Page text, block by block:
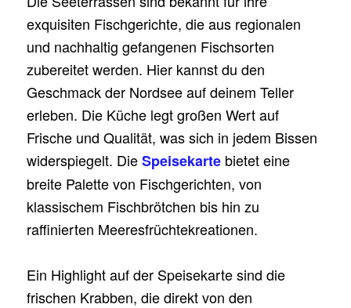
exquisiten Fischgerichte, die aus regionalen
und nachhaltig gefangenen Fischsorten
zubereitet werden. Hier kannst du den
Geschmack der Nordsee auf deinem Teller
erleben. Die Küche legt großen Wert auf
Frische und Qualität, was sich in jedem Bissen
widerspiegelt. DieSpeisekarte bietet eine
breite Palette von Fischgerichten, von
klassischem Fischbrötchen bis hin zu
raffinierten Meeresfrüchtekreationen.
Ein Highlight auf der Speisekarte sind die
frischen Krabben, die direkt von den